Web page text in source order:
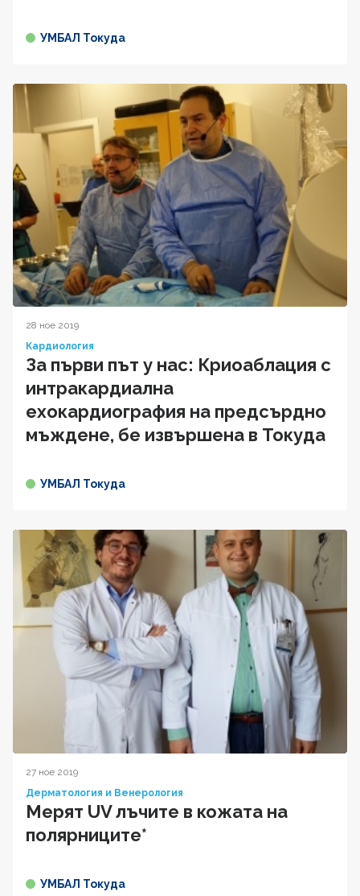
УМБАЛ Токуда
28 ное 2019
Кардиология
За първи път у нас: Криоаблация с
интракардиална
ехокардиография на предсърдно
мъждене, бе извършена в Токуда
УМБАЛ Токуда
27 ное 2019
Дерматология и Венерология
Мерят UV лъчите в кожата на
полярниците*
УМБАЛ Токуда